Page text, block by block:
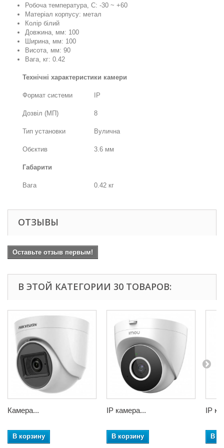
Робоча температура, C: -30 ~ +60
Матеріал корпусу: метал
Колір білий
Довжина, мм: 100
Ширина, мм: 100
Висота, мм: 90
Вага, кг: 0.42
Технічні характеристики камери
Формат системи IP
Дозвіл (МП) 8
Тип установки Вулична
Обєктив 3.6 мм
Габарити
Вага 0.42 кг
ОТЗЫВЫ
Оставьте отзыв первым!
В ЭТОЙ КАТЕГОРИИ 30 ТОВАРОВ:
Камера...
В корзину
IP камера...
В корзину
IP
В